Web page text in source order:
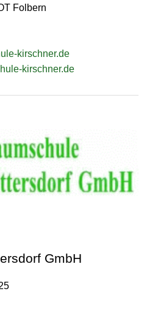
Folbern
kirschner.de
kirschner.de
GmbH